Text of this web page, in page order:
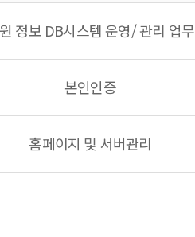
정보 DB시스템 운영/ 관리 업무
본인인증
홈페이지 및 서버관리